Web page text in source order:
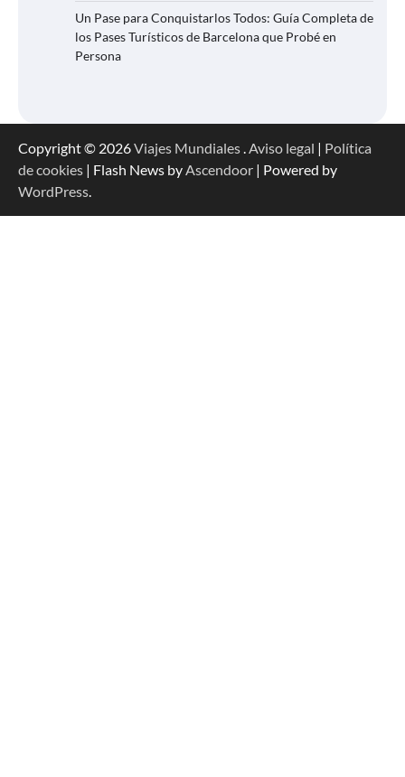
Un Pase para Conquistarlos Todos: Guía Completa de
los Pases Turísticos de Barcelona que Probé en
Persona
Copyright © 2026Viajes Mundiales.Aviso legal | Política
de cookies | Flash News byAscendoor | Powered by
WordPress.